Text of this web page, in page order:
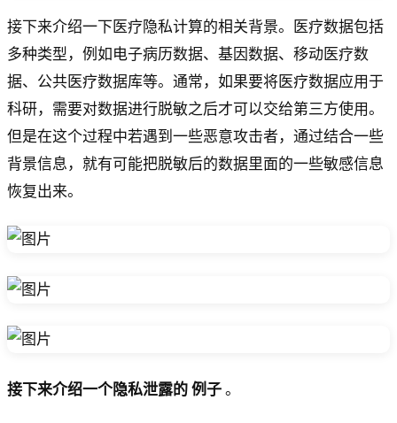
接下来介绍一下医疗隐私计算的相关背景。医疗数据包括
多种类型，例如电子病历数据、基因数据、移动医疗数
据、公共医疗数据库等。通常，如果要将医疗数据应用于
科研，需要对数据进行脱敏之后才可以交给第三方使用。
但是在这个过程中若遇到一些恶意攻击者，通过结合一些
背景信息，就有可能把脱敏后的数据里面的一些敏感信息
恢复出来。
接下来介绍一个隐私泄露的 例子 。